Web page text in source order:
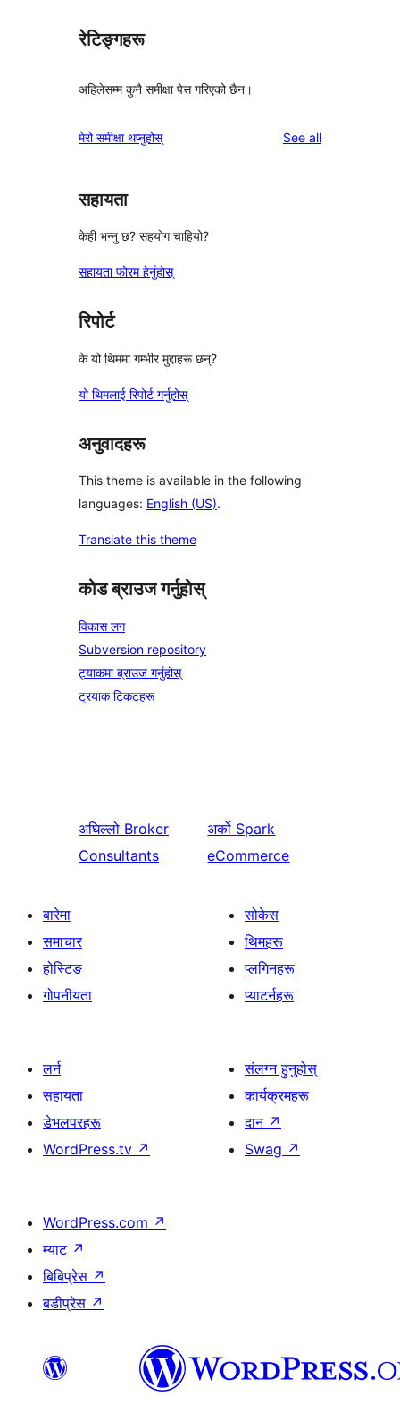
रेटिङ्गहरू
अहिलेसम्म कुनै समीक्षा पेस गरिएको छैन।
मेरो समीक्षा थप्नुहोस् See allreviews
सहायता
केही भन्नु छ? सहयोग चाहियो?
सहायता फोरम हेर्नुहोस्
रिपोर्ट
के यो थिममा गम्भीर मुद्दाहरू छन्?
यो थिमलाई रिपोर्ट गर्नुहोस्
अनुवादहरू
This theme is available in the following
languages: English (US).
Translate this theme
कोड ब्राउज गर्नुहोस्
विकास लग
Subversion repository
ट्र्याकमा ब्राउज गर्नुहोस्
ट्रयाक टिकटहरू
अघिल्लो Broker
Consultants
अर्को Spark
eCommerce
बारेमा
समाचार
होस्टिङ
गोपनीयता
सोकेस
थिमहरू
प्लगिनहरू
प्याटर्नहरू
लर्न
सहायता
डेभलपरहरू
WordPress.tv ↗
संलग्न हुनुहोस्
कार्यक्रमहरू
दान ↗
Swag ↗
WordPress.com ↗
म्याट ↗
बिबिप्रेस ↗
बडीप्रेस ↗